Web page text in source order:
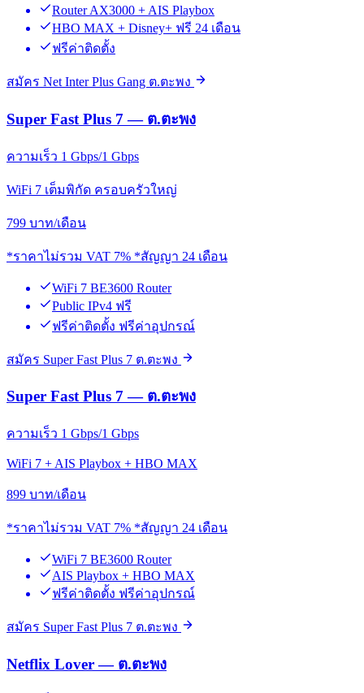
Router AX3000 + AIS Playbox
HBO MAX + Disney+ ฟรี 24 เดือน
ฟรีค่าติดตั้ง
สมัคร Net Inter Plus Gang ต.ตะพง
Super Fast Plus 7 — ต.ตะพง
ความเร็ว 1 Gbps/1 Gbps
WiFi 7 เต็มพิกัด ครอบครัวใหญ่
799 บาท/เดือน
*ราคาไม่รวม VAT 7% *สัญญา 24 เดือน
WiFi 7 BE3600 Router
Public IPv4 ฟรี
ฟรีค่าติดตั้ง ฟรีค่าอุปกรณ์
สมัคร Super Fast Plus 7 ต.ตะพง
Super Fast Plus 7 — ต.ตะพง
ความเร็ว 1 Gbps/1 Gbps
WiFi 7 + AIS Playbox + HBO MAX
899 บาท/เดือน
*ราคาไม่รวม VAT 7% *สัญญา 24 เดือน
WiFi 7 BE3600 Router
AIS Playbox + HBO MAX
ฟรีค่าติดตั้ง ฟรีค่าอุปกรณ์
สมัคร Super Fast Plus 7 ต.ตะพง
Netflix Lover — ต.ตะพง